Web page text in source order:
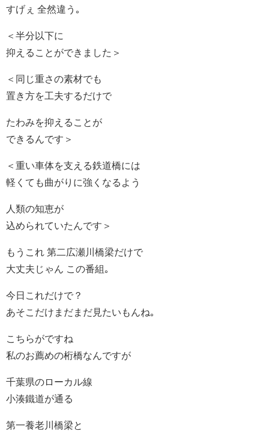
すげぇ 全然違う｡
＜半分以下に
抑えることができました＞
＜同じ重さの素材でも
置き方を工夫するだけで
たわみを抑えることが
できるんです＞
＜重い車体を支える鉄道橋には
軽くても曲がりに強くなるよう
人類の知恵が
込められていたんです＞
もうこれ 第二広瀬川橋梁だけで
大丈夫じゃん この番組｡
今日これだけで？
あそこだけまだまだ見たいもんね｡
こちらがですね
私のお薦めの桁橋なんですが
千葉県のローカル線
小湊鐵道が通る
第一養老川橋梁と